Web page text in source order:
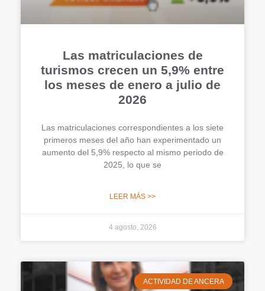
Las matriculaciones de
turismos crecen un 5,9% entre
los meses de enero a julio de
2026
Las matriculaciones correspondientes a los siete
primeros meses del año han experimentado un
aumento del 5,9% respecto al mismo periodo de
2025, lo que se
LEER MÁS >>
4 agosto, 2026
ACTIVIDAD DE ANCERA